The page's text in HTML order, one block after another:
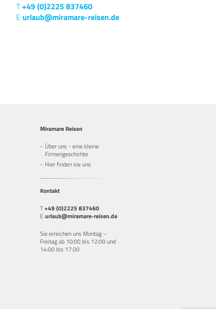
T+49 (0)2225 837460
E urlaub@miramare-reisen.de
Miramare Reisen
Über uns - eine kleine
Firmengeschichte
Hier finden sie uns
Kontakt
T+49 (0)2225 837460
E urlaub@miramare-reisen.de
Sie erreichen uns Montag –
Freitag ab 10:00 bis 12:00 und
14:00 bis 17.00